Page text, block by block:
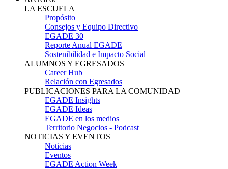
LA ESCUELA
Propósito
Consejos y Equipo Directivo
EGADE 30
Reporte Anual EGADE
Sostenibilidad e Impacto Social
ALUMNOS Y EGRESADOS
Career Hub
Relación con Egresados
PUBLICACIONES PARA LA COMUNIDAD
EGADE Insights
EGADE Ideas
EGADE en los medios
Territorio Negocios - Podcast
NOTICIAS Y EVENTOS
Noticias
Eventos
EGADE Action Week